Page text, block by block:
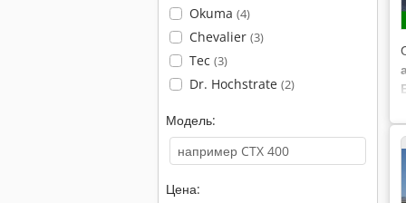
Okuma (4)
Chevalier (3)
Tec (3)
Dr. Hochstrate (2)
Модель:
Цена: